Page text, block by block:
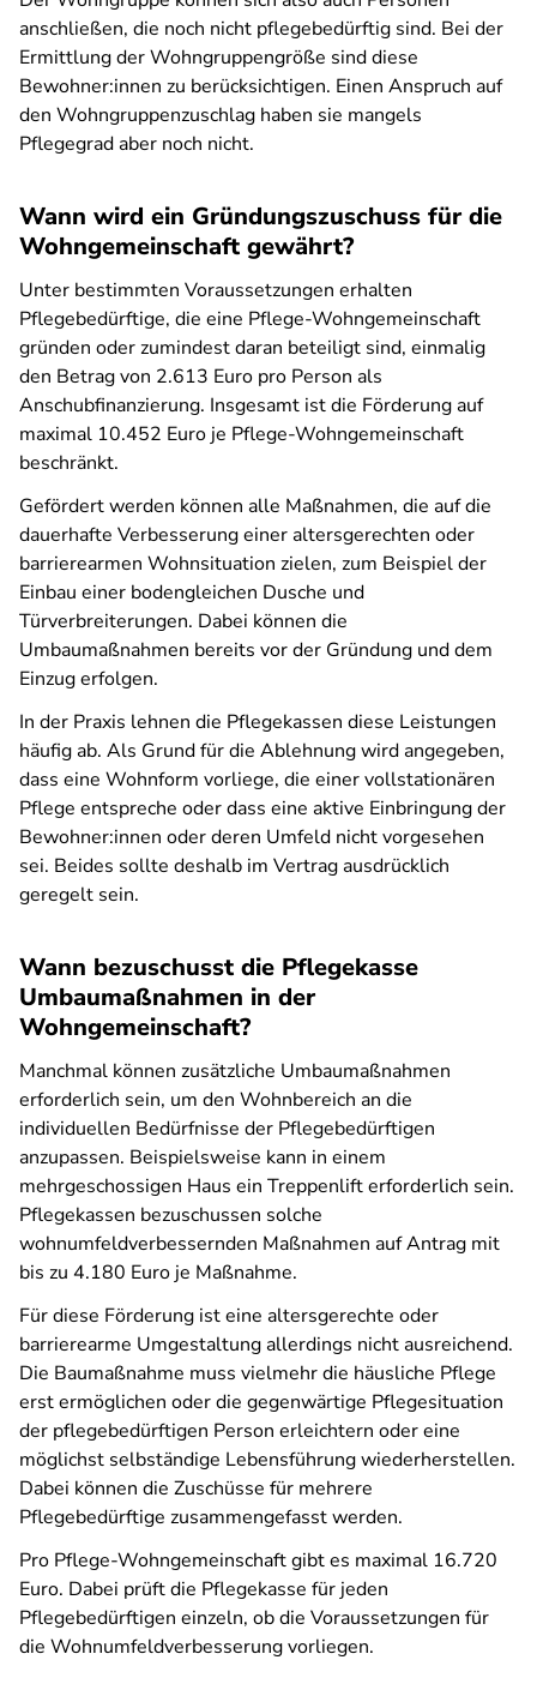
anschließen, die noch nicht pflegebedürftig sind. Bei der
Ermittlung der Wohngruppengröße sind diese
Bewohner:innen zu berücksichtigen. Einen Anspruch auf
den Wohngruppenzuschlag haben sie mangels
Pflegegrad aber noch nicht.
Wann wird ein Gründungszuschuss für die
Wohngemeinschaft gewährt?
Unter bestimmten Voraussetzungen erhalten
Pflegebedürftige, die eine Pflege-Wohngemeinschaft
gründen oder zumindest daran beteiligt sind, einmalig
den Betrag von 2.613 Euro pro Person als
Anschubfinanzierung. Insgesamt ist die Förderung auf
maximal 10.452 Euro je Pflege-Wohngemeinschaft
beschränkt.
Gefördert werden können alle Maßnahmen, die auf die
dauerhafte Verbesserung einer altersgerechten oder
barrierearmen Wohnsituation zielen, zum Beispiel der
Einbau einer bodengleichen Dusche und
Türverbreiterungen. Dabei können die
Umbaumaßnahmen bereits vor der Gründung und dem
Einzug erfolgen.
In der Praxis lehnen die Pflegekassen diese Leistungen
häufig ab. Als Grund für die Ablehnung wird angegeben,
dass eine Wohnform vorliege, die einer vollstationären
Pflege entspreche oder dass eine aktive Einbringung der
Bewohner:innen oder deren Umfeld nicht vorgesehen
sei. Beides sollte deshalb im Vertrag ausdrücklich
geregelt sein.
Wann bezuschusst die Pflegekasse
Umbaumaßnahmen in der
Wohngemeinschaft?
Manchmal können zusätzliche Umbaumaßnahmen
erforderlich sein, um den Wohnbereich an die
individuellen Bedürfnisse der Pflegebedürftigen
anzupassen. Beispielsweise kann in einem
mehrgeschossigen Haus ein Treppenlift erforderlich sein.
Pflegekassen bezuschussen solche
wohnumfeldverbessernden Maßnahmen auf Antrag mit
bis zu 4.180 Euro je Maßnahme.
Für diese Förderung ist eine altersgerechte oder
barrierearme Umgestaltung allerdings nicht ausreichend.
Die Baumaßnahme muss vielmehr die häusliche Pflege
erst ermöglichen oder die gegenwärtige Pflegesituation
der pflegebedürftigen Person erleichtern oder eine
möglichst selbständige Lebensführung wiederherstellen.
Dabei können die Zuschüsse für mehrere
Pflegebedürftige zusammengefasst werden.
Pro Pflege-Wohngemeinschaft gibt es maximal 16.720
Euro. Dabei prüft die Pflegekasse für jeden
Pflegebedürftigen einzeln, ob die Voraussetzungen für
die Wohnumfeldverbesserung vorliegen.